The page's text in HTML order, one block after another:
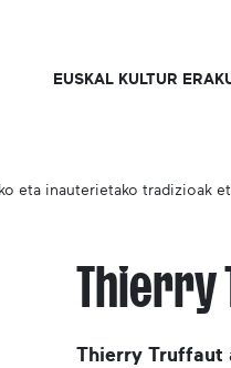
EUSKAL KULTUR
eta inauterietako tradizioak
Thierry
Thierry Truffaut